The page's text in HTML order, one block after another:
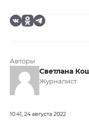
Авторы
Светлана
Журналист
10:41, 24 августа 2022